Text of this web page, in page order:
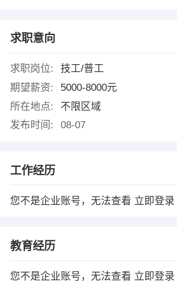
求职意向
求职岗位:
技工/普工
期望薪资:
5000-8000元
所在地点:
不限区域
发布时间:
08-07
工作经历
您不是企业账号，无法查看 立即登录
教育经历
您不是企业账号，无法查看 立即登录